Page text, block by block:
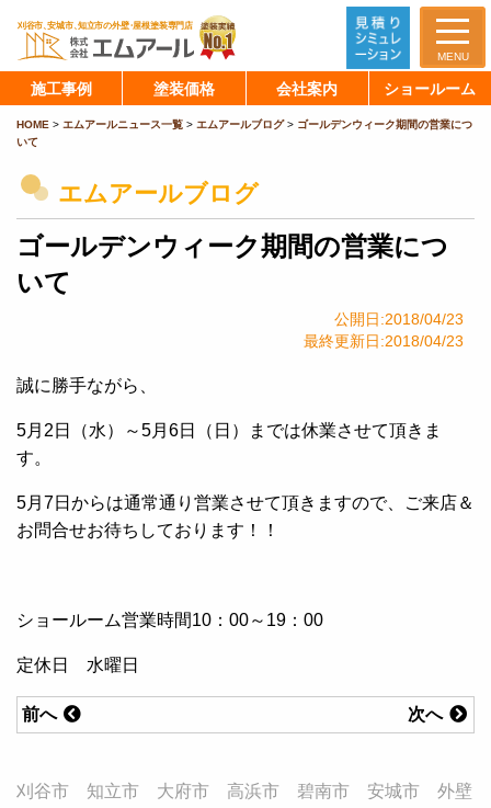
MENU
施工事例 塗装価格 会社案内 ショールーム
HOME > エムアールニュース一覧 > エムアールブログ> ゴールデンウィーク期間の営業につ
いて
エムアールブログ
ゴールデンウィーク期間の営業につ
いて
公開日:2018/04/23
最終更新日:2018/04/23
誠に勝手ながら、
5月2日（水）～5月6日（日）までは休業させて頂きま
す。
5月7日からは通常通り営業させて頂きますので、ご来店＆
お問合せお待ちしております！！
ショールーム営業時間10：00～19：00
定休日 水曜日
次へ
前へ
刈谷市 知立市 大府市 高浜市 碧南市 安城市 外壁